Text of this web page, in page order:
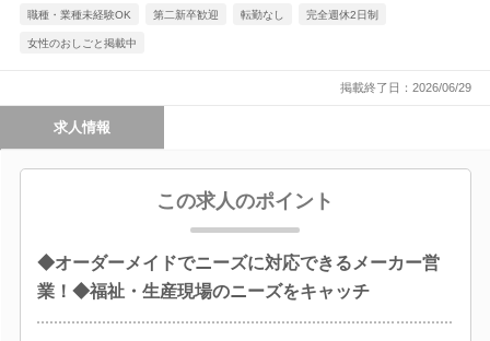
職種・業種未経験OK 第二新卒歓迎 転勤なし 完全週休2日制
女性のおしごと掲載中
掲載終了日：2026/06/29
求人情報
この求人のポイント
◆オーダーメイドでニーズに対応できるメーカー営
業！◆福祉・生産現場のニーズをキャッチ